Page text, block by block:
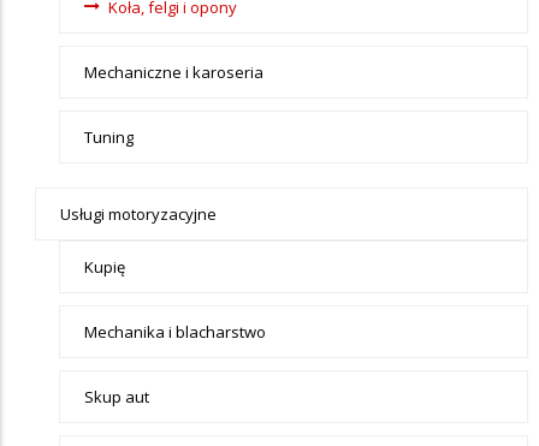
Koła, felgi i opony
Mechaniczne i karoseria
Tuning
Usługi motoryzacyjne
Kupię
Mechanika i blacharstwo
Skup aut